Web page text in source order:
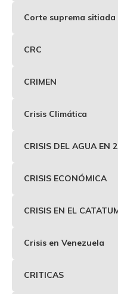
Corte suprema sitiada
CRC
CRIMEN
Crisis Climática
CRISIS DEL AGUA EN
CRISIS ECONÓMICA
CRISIS EN EL
Crisis en Venezuela
CRITICAS